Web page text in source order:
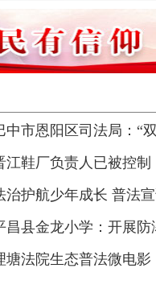
中市恩阳区司法局：“
司法行政队伍..
江鞋厂负责人已被控制
治护航少年成长 普法
恩阳区司法局渔溪..
昌县金龙小学：开展防
全培训活动..
塘法院生态普法微电影